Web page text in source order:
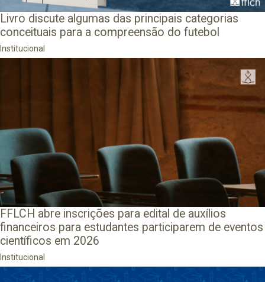
Livro discute algumas das principais categorias
conceituais para a compreensão do futebol
Institucional
FFLCH abre inscrições para edital de auxílios
financeiros para estudantes participarem de eventos
científicos em 2026
Institucional